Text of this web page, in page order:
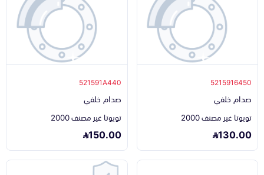
5215916450
صدام خلفي
تويوتا غير مصنف 2000
130.00
521591A440
صدام خلفي
تويوتا غير مصنف 2000
150.00